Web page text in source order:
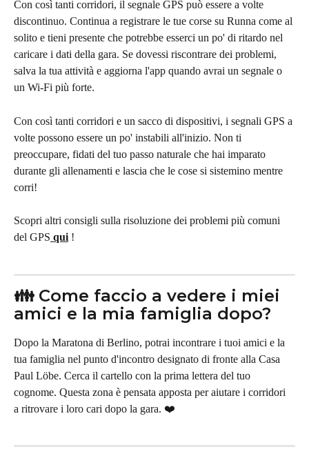
Con così tanti corridori, il segnale GPS può essere a volte
discontinuo. Continua a registrare le tue corse su Runna come al
solito e tieni presente che potrebbe esserci un po' di ritardo nel
caricare i dati della gara. Se dovessi riscontrare dei problemi,
salva la tua attività e aggiorna l'app quando avrai un segnale o
un Wi-Fi più forte.
Con così tanti corridori e un sacco di dispositivi, i segnali GPS a
volte possono essere un po' instabili all'inizio. Non ti
preoccupare, fidati del tuo passo naturale che hai imparato
durante gli allenamenti e lascia che le cose si sistemino mentre
corri!
Scopri altri consigli sulla risoluzione dei problemi più comuni
del GPS qui !
👪 Come faccio a vedere i miei
amici e la mia famiglia dopo?
Dopo la Maratona di Berlino, potrai incontrare i tuoi amici e la
tua famiglia nel punto d'incontro designato di fronte alla Casa
Paul Löbe. Cerca il cartello con la prima lettera del tuo
cognome. Questa zona è pensata apposta per aiutare i corridori
a ritrovare i loro cari dopo la gara. ❤️